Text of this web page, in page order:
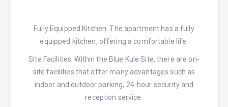
Fully Equipped Kitchen: The apartment has a fully
equipped kitchen, offering a comfortable life.
Site Facilities: Within the Blue Kule Site, there are on-
site facilities that offer many advantages such as
indoor and outdoor parking, 24-hour security and
reception service.